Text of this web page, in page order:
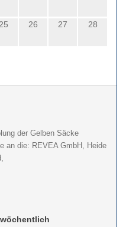
25 26 27 28
der Gelben Säcke
an die: REVEA GmbH, Heide